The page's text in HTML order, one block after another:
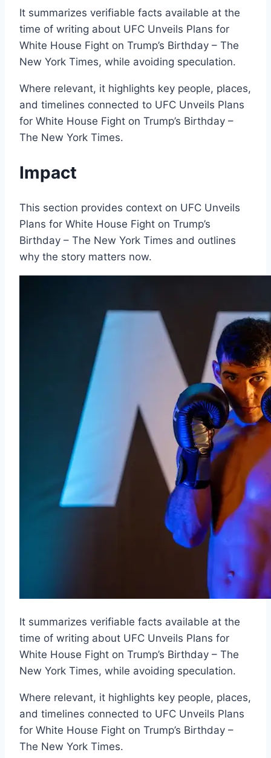
It summarizes verifiable facts available at the
time of writing about UFC Unveils Plans for
White House Fight on Trump’s Birthday – The
New York Times, while avoiding speculation.
Where relevant, it highlights key people, places,
and timelines connected to UFC Unveils Plans
for White House Fight on Trump’s Birthday –
The New York Times.
Impact
This section provides context on UFC Unveils
Plans for White House Fight on Trump’s
Birthday – The New York Times and outlines
why the story matters now.
It summarizes verifiable facts available at the
time of writing about UFC Unveils Plans for
White House Fight on Trump’s Birthday – The
New York Times, while avoiding speculation.
Where relevant, it highlights key people, places,
and timelines connected to UFC Unveils Plans
for White House Fight on Trump’s Birthday –
The New York Times.